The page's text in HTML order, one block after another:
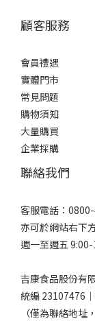
顧客服務
會員禮遇
實體門市
常見問題
購物須知
大量購買
企業採購
聯絡我們
客服電話：
亦可於網站右下
週一至週五
吉康食品股份有
統編 23107476
（僅為聯絡地址